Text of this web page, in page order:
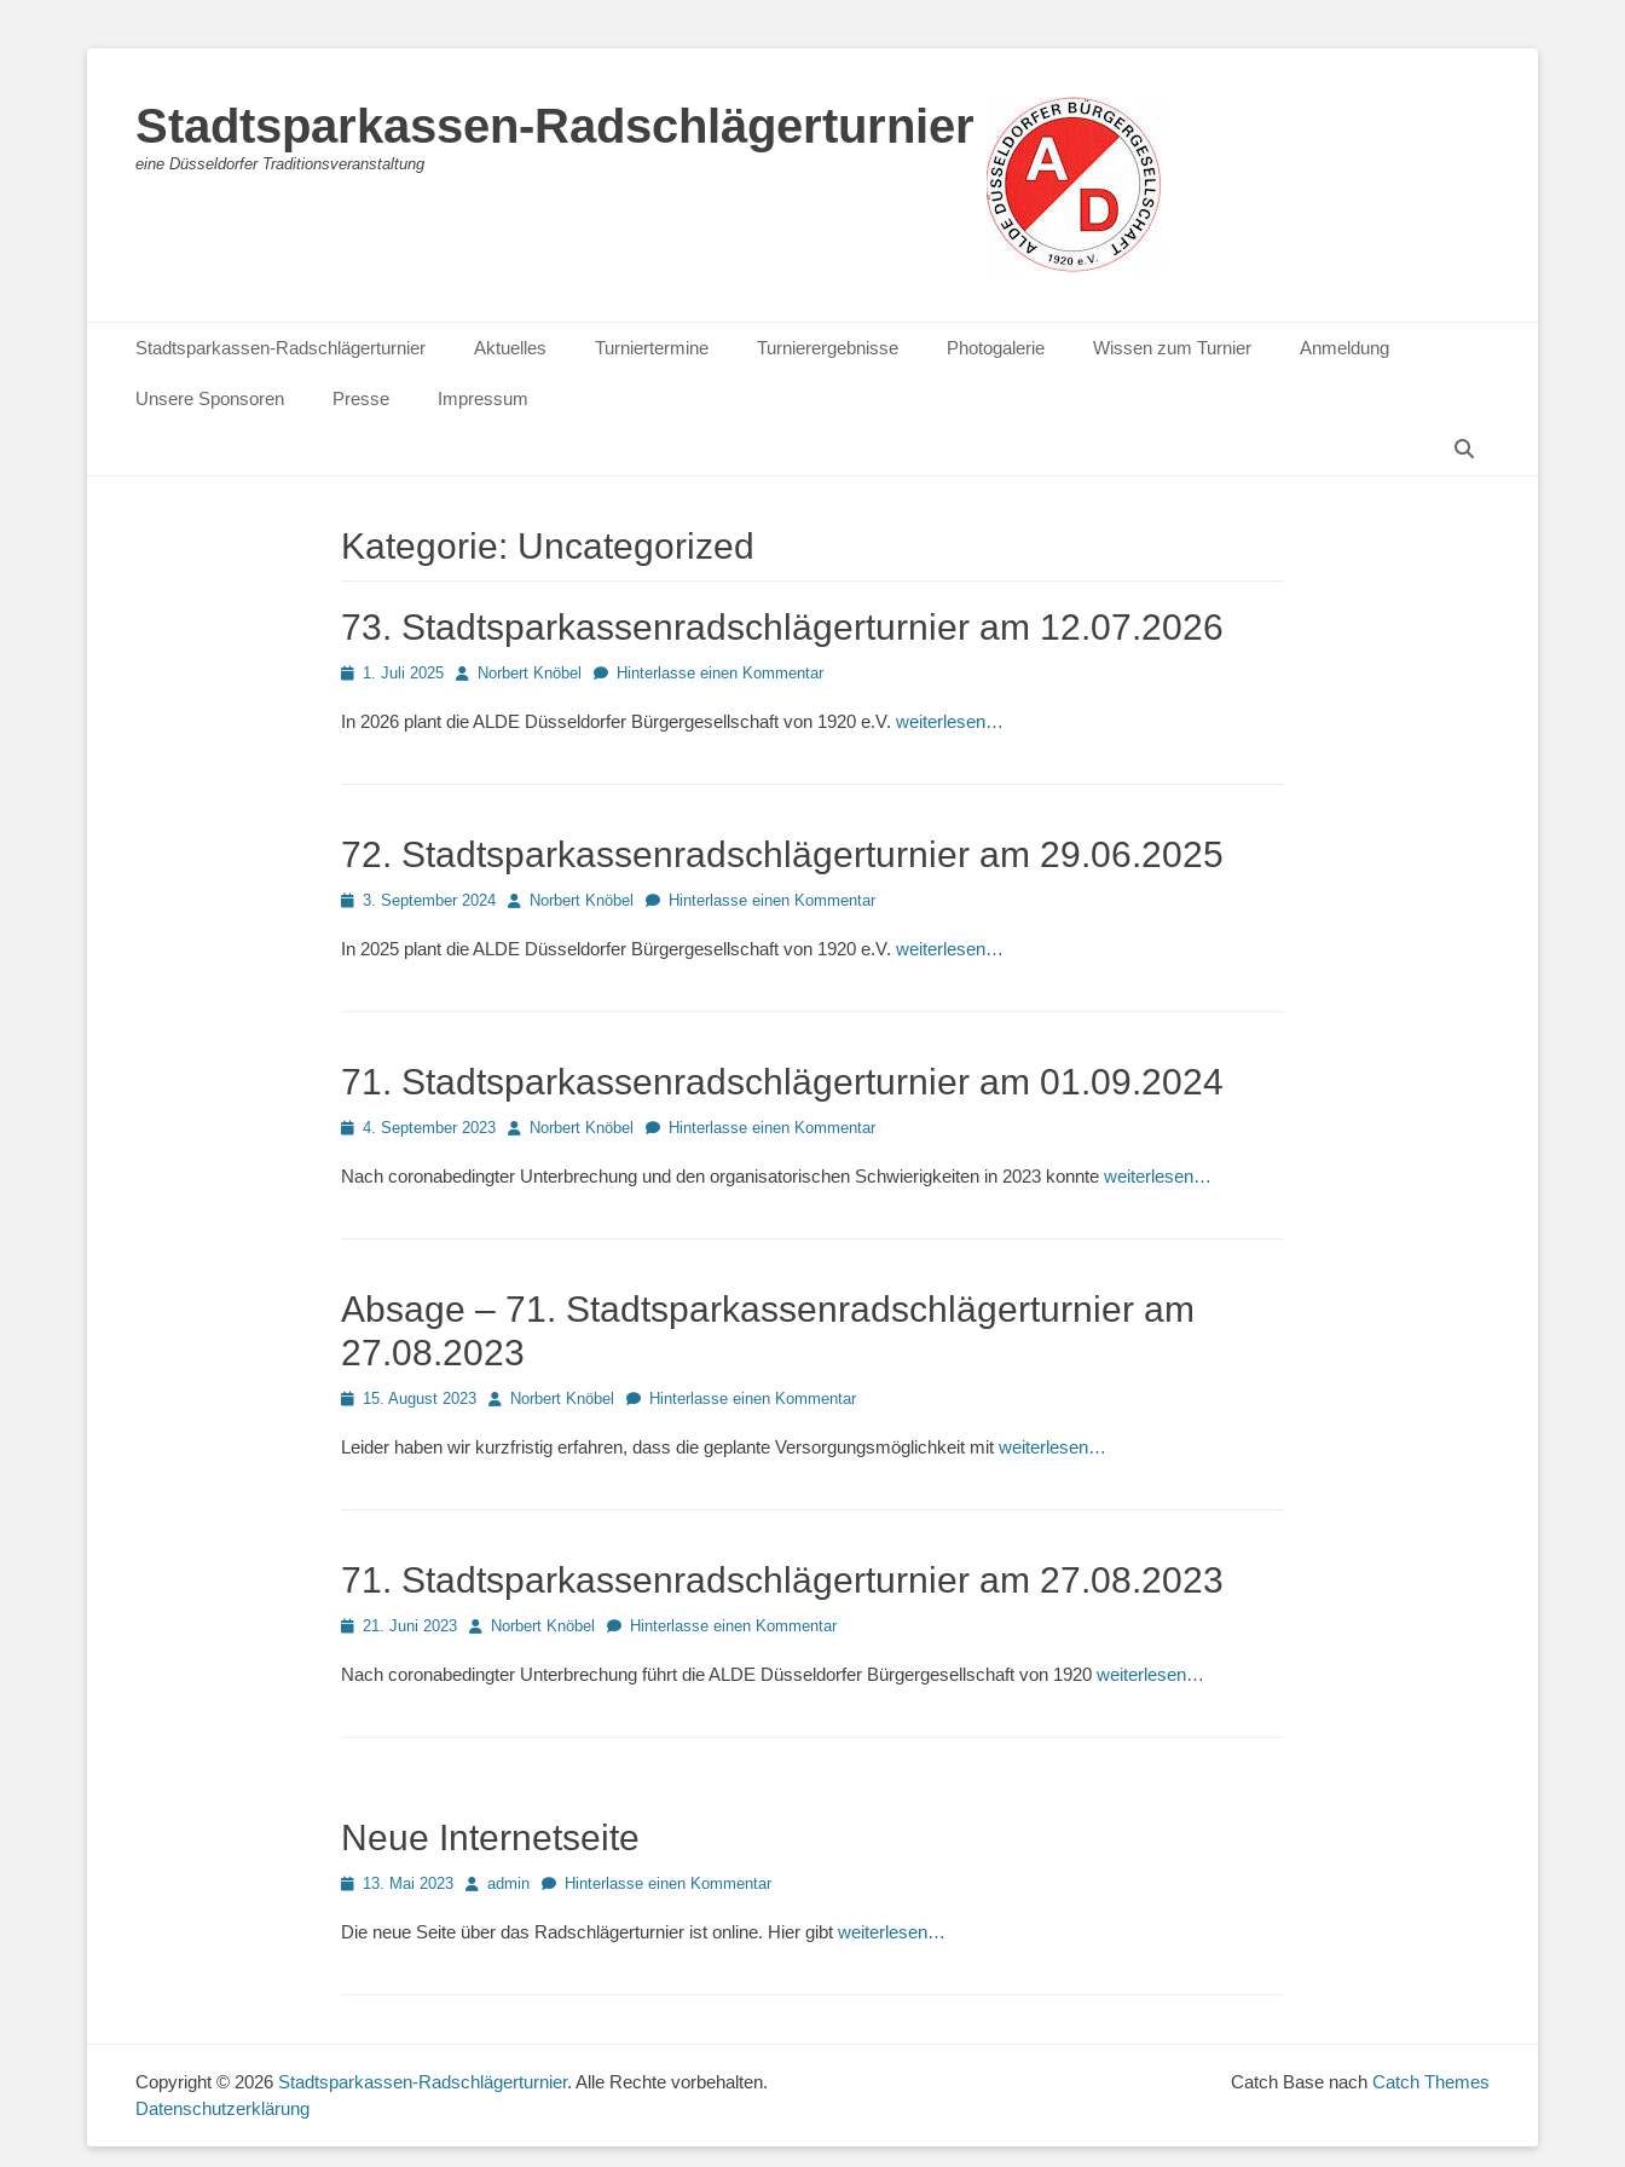
Stadtsparkassen-Radschlägerturnier
eine Düsseldorfer Traditionsveranstaltung
Primäres Menü
Inhalt
springen
Stadtsparkassen-Radschlägerturnier Aktuelles Turniertermine Turnierergebnisse Photogalerie Wissen zum Turnier Anmeldung
Unsere Sponsoren Presse
Impressum
Kategorie: Uncategorized
73. Stadtsparkassenradschlägerturnier am 12.07.2026
Posted1. Juli 2025 AutorNorbert Knöbel Hinterlasse einen Kommentar
In 2026 plant die ALDE Düsseldorfer Bürgergesellschaft von 1920 e.V. weiterlesen…
72. Stadtsparkassenradschlägerturnier am 29.06.2025
Posted3. September 2024 AutorNorbert Knöbel Hinterlasse einen Kommentar
In 2025 plant die ALDE Düsseldorfer Bürgergesellschaft von 1920 e.V. weiterlesen…
71. Stadtsparkassenradschlägerturnier am 01.09.2024
Posted4. September 2023 AutorNorbert Knöbel Hinterlasse einen Kommentar
Nach coronabedingter Unterbrechung und den organisatorischen Schwierigkeiten in 2023 konnte weiterlesen…
Absage – 71. Stadtsparkassenradschlägerturnier am
27.08.2023
Posted15. August 2023 AutorNorbert Knöbel Hinterlasse einen Kommentar
Leider haben wir kurzfristig erfahren, dass die geplante Versorgungsmöglichkeit mit weiterlesen…
71. Stadtsparkassenradschlägerturnier am 27.08.2023
Posted21. Juni 2023 AutorNorbert Knöbel Hinterlasse einen Kommentar
Nach coronabedingter Unterbrechung führt die ALDE Düsseldorfer Bürgergesellschaft von 1920 weiterlesen…
Neue Internetseite
Posted13. Mai 2023 Autoradmin Hinterlasse einen Kommentar
Die neue Seite über das Radschlägerturnier ist online. Hier gibt weiterlesen…
Copyright © 2026 Stadtsparkassen-Radschlägerturnier. Alle Rechte vorbehalten.
Datenschutzerklärung
Catch Base nach Catch Themes